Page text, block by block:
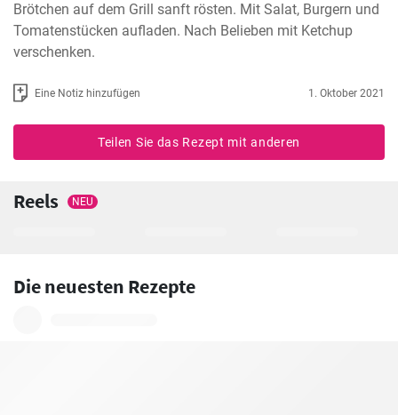
Brötchen auf dem Grill sanft rösten. Mit Salat, Burgern und
Tomatenstücken aufladen. Nach Belieben mit Ketchup
verschenken.
Eine Notiz hinzufügen 1. Oktober 2021
Teilen Sie das Rezept mit anderen
Reels NEU
Die neuesten Rezepte